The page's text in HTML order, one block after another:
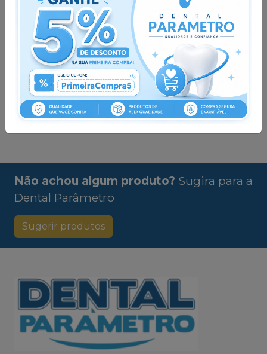
Esgotado
Pedir via
Whatsapp
R$ 20,07
demais condições
Ver opções
Pedir via
Whatsapp
Não achou algum produto? Sugira para a
Dental Parâmetro
Sugerir produtos